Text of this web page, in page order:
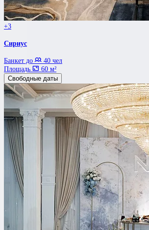
+3
Сириус
Банкет до
40 чел
Площадь
60 м²
Свободные даты